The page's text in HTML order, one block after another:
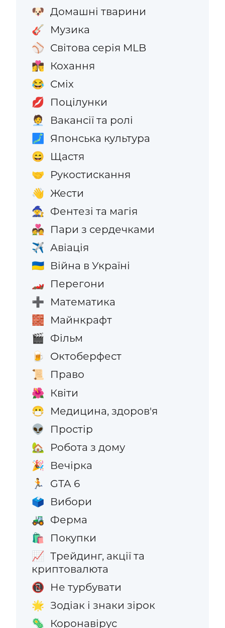
🐶 Домашні тварини
🎸 Музика
⚾ Світова серія MLB
👩‍❤️‍💋‍👨 Кохання
😂 Сміх
💋 Поцілунки
🧑‍💼 Вакансії та ролі
🗾 Японська культура
😄 Щастя
🤝 Рукостискання
👋 Жести
🧙 Фентезі та магія
💑 Пари з сердечками
✈️ Авіація
🇺🇦 Війна в Україні
🏎️ Перегони
➕ Математика
🧱 Майнкрафт
🎬 Фільм
🍺 Октоберфест
📜 Право
🌺 Квіти
😷 Медицина, здоров'я
👽 Простір
🏡 Робота з дому
🎉 Вечірка
🏃 GTA 6
🗳️ Вибори
🚜 Ферма
🛍️ Покупки
📈 Трейдинг, акції та
криптовалюта
📵 Не турбувати
🌟 Зодіак і знаки зірок
🦠 Коронавірус